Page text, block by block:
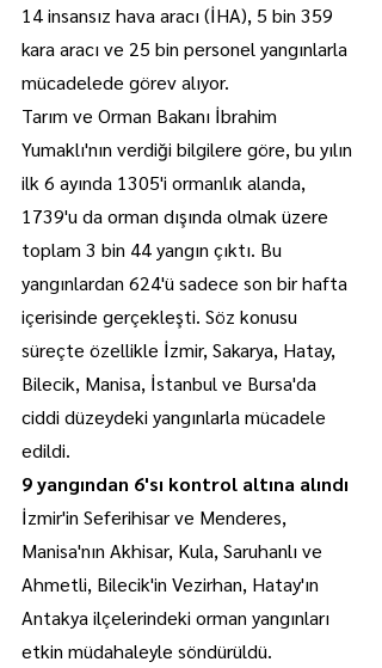
14 insansız hava aracı (İHA), 5 bin 359
kara aracı ve 25 bin personel yangınlarla
mücadelede görev alıyor.
Tarım ve Orman Bakanı İbrahim
Yumaklı'nın verdiği bilgilere göre, bu yılın
ilk 6 ayında 1305'i ormanlık alanda,
1739'u da orman dışında olmak üzere
toplam 3 bin 44 yangın çıktı. Bu
yangınlardan 624'ü sadece son bir hafta
içerisinde gerçekleşti. Söz konusu
süreçte özellikle İzmir, Sakarya, Hatay,
Bilecik, Manisa, İstanbul ve Bursa'da
ciddi düzeydeki yangınlarla mücadele
edildi.
9 yangından 6'sı kontrol altına alındı
İzmir'in Seferihisar ve Menderes,
Manisa'nın Akhisar, Kula, Saruhanlı ve
Ahmetli, Bilecik'in Vezirhan, Hatay'ın
Antakya ilçelerindeki orman yangınları
etkin müdahaleyle söndürüldü.